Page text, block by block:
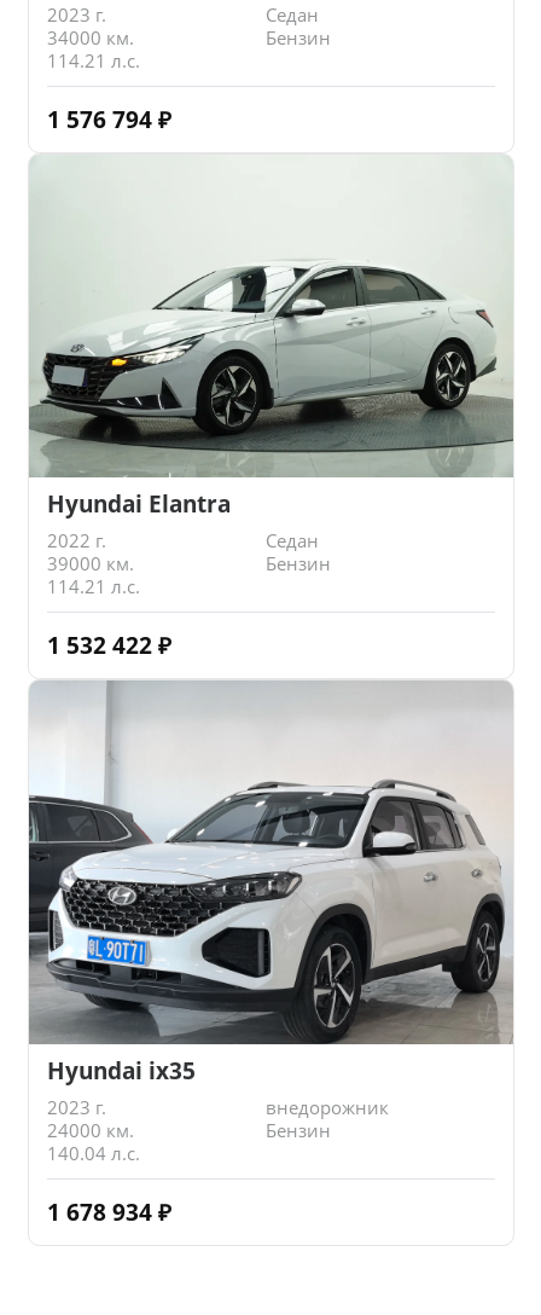
2023 г.
Седан
34000 км.
Бензин
114.21 л.с.
1 576 794 ₽
Hyundai Elantra
2022 г.
Седан
39000 км.
Бензин
114.21 л.с.
1 532 422 ₽
Hyundai ix35
2023 г.
внедорожник
24000 км.
Бензин
140.04 л.с.
1 678 934 ₽